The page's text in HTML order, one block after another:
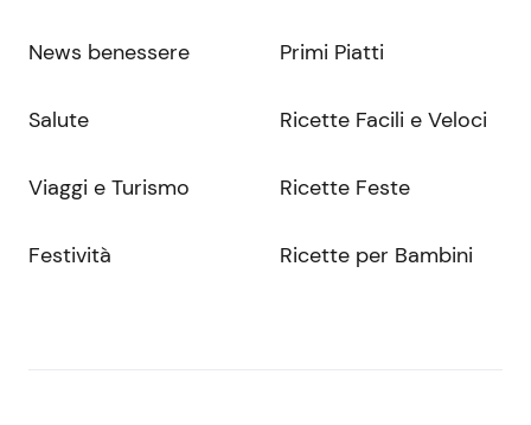
News benessere
Salute
Viaggi e Turismo
Festività
Primi Piatti
Ricette Facili e Veloci
Ricette Feste
Ricette per Bambini